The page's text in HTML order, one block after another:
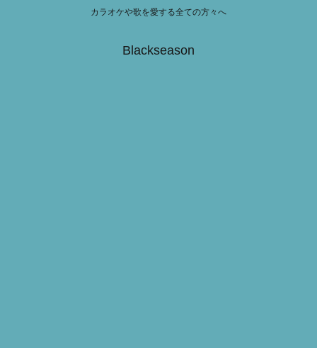
カラオケや歌を愛する全ての方々へ
Blackseason